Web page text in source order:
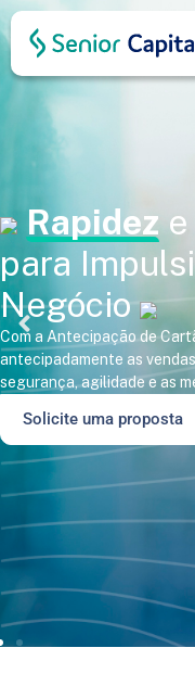
EXPANSÃO DO
EFICIÊNCIA
Rapidez e
para
Negócio
Com a Antecipação de
antecipadamente as
segurança, agilidade e as
Solicite uma proposta